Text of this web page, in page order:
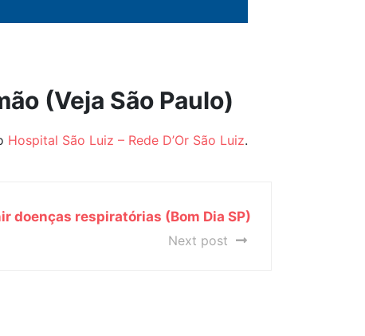
(Veja São Paulo)
Hospital São Luiz – Rede D’Or São Luiz.
doenças respiratórias (Bom Dia SP)
Next post